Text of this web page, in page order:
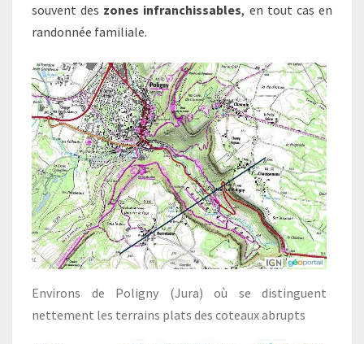
souvent des zones infranchissables, en tout cas en
randonnée familiale.
Environs de Poligny (Jura) où se distinguent
nettement les terrains plats des coteaux abrupts